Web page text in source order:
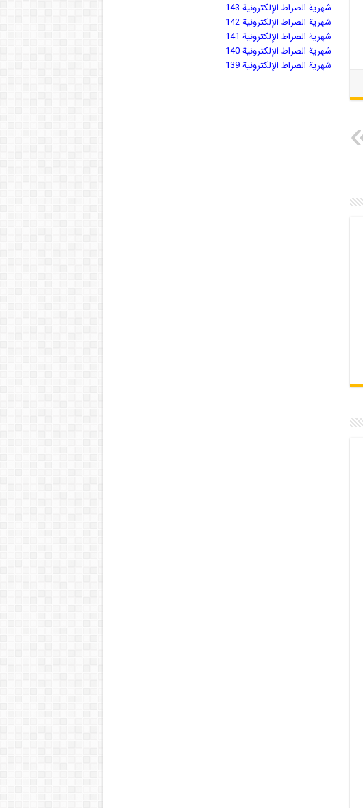
شهریة الصراط الإلكترونية 143
شهریة الصراط الإلكترونية 142
شهریة الصراط الإلكترونية 141
شهریة الصراط الإلكترونية 140
شهریة الصراط الإلكترونية 139